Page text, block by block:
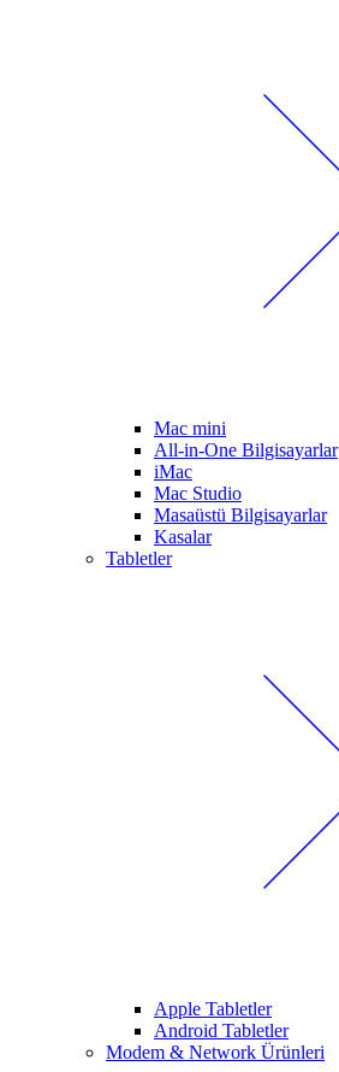
Mac mini
All-in-One Bilgisayarlar
iMac
Mac Studio
Masaüstü Bilgisayarlar
Kasalar
Tabletler
Apple Tabletler
Android Tabletler
Modem & Network Ürünleri